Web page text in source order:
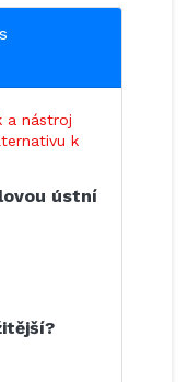
a nástroj
k
ústní